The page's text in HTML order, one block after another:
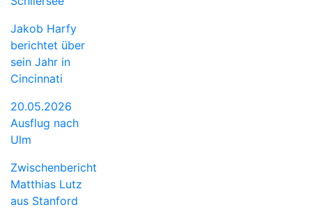
Jakob Harfy
berichtet über
sein Jahr in
Cincinnati
20.05.2026
Ausflug nach
Ulm
Zwischenbericht
Matthias Lutz
aus Stanford